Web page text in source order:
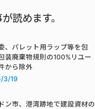
読めます。
、パレット用ラップ等を包
装廃棄物規則の100%リユー
から除外
3/19
ン市、港湾跡地で建設資材の